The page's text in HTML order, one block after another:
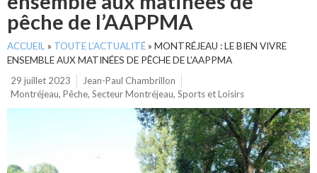
pêche de l’AAPPMA
ACCUEIL » TOUTE L’ACTUALITÉ» MONTRÉJEAU : LE BIEN VIVRE
ENSEMBLE AUX MATINÉES DE PÊCHE DE L’AAPPMA
29 juillet 2023
Jean-Paul Chambrillon
Montréjeau, Pêche, Secteur Montréjeau, Sports et Loisirs